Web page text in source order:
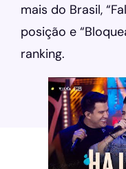
mais do Brasil,
posição e
ranking.